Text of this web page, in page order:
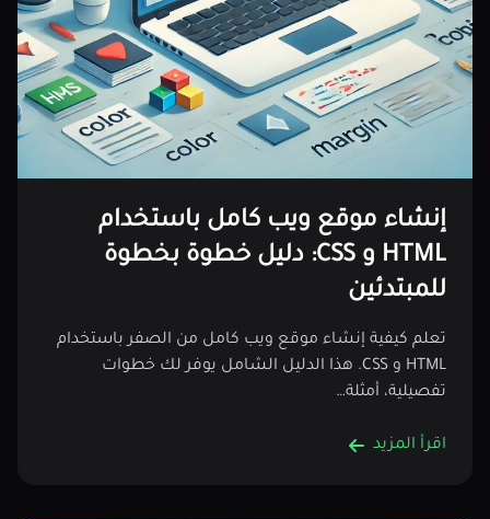
إنشاء موقع ويب كامل باستخدام
HTML و CSS: دليل خطوة بخطوة
للمبتدئين
تعلم كيفية إنشاء موقع ويب كامل من الصفر باستخدام
HTML و CSS. هذا الدليل الشامل يوفر لك خطوات
تفصيلية، أمثلة…
اقرأ المزيد